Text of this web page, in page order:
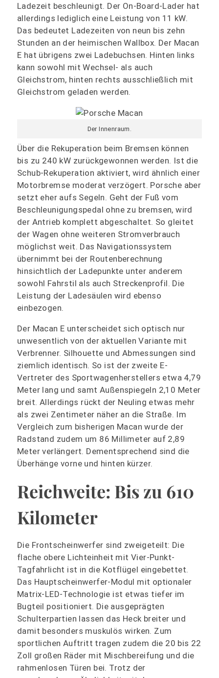
Ladezeit beschleunigt. Der On-Board-Lader hat
allerdings lediglich eine Leistung von 11 kW.
Das bedeutet Ladezeiten von neun bis zehn
Stunden an der heimischen Wallbox. Der Macan
E hat übrigens zwei Ladebuchsen. Hinten links
kann sowohl mit Wechsel- als auch
Gleichstrom, hinten rechts ausschließlich mit
Gleichstrom geladen werden.
Der Innenraum.
Über die Rekuperation beim Bremsen können
bis zu 240 kW zurückgewonnen werden. Ist die
Schub-Rekuperation aktiviert, wird ähnlich einer
Motorbremse moderat verzögert. Porsche aber
setzt eher aufs Segeln. Geht der Fuß vom
Beschleunigungspedal ohne zu bremsen, wird
der Antrieb komplett abgeschaltet. So gleitet
der Wagen ohne weiteren Stromverbrauch
möglichst weit. Das Navigationssystem
übernimmt bei der Routenberechnung
hinsichtlich der Ladepunkte unter anderem
sowohl Fahrstil als auch Streckenprofil. Die
Leistung der Ladesäulen wird ebenso
einbezogen.
Der Macan E unterscheidet sich optisch nur
unwesentlich von der aktuellen Variante mit
Verbrenner. Silhouette und Abmessungen sind
ziemlich identisch. So ist der zweite E-
Vertreter des Sportwagenherstellers etwa 4,79
Meter lang und samt Außenspiegeln 2,10 Meter
breit. Allerdings rückt der Neuling etwas mehr
als zwei Zentimeter näher an die Straße. Im
Vergleich zum bisherigen Macan wurde der
Radstand zudem um 86 Millimeter auf 2,89
Meter verlängert. Dementsprechend sind die
Überhänge vorne und hinten kürzer.
Reichweite: Bis zu 610
Kilometer
Die Frontscheinwerfer sind zweigeteilt: Die
flache obere Lichteinheit mit Vier-Punkt-
Tagfahrlicht ist in die Kotflügel eingebettet.
Das Hauptscheinwerfer-Modul mit optionaler
Matrix-LED-Technologie ist etwas tiefer im
Bugteil positioniert. Die ausgeprägten
Schulterpartien lassen das Heck breiter und
damit besonders muskulös wirken. Zum
sportlichen Auftritt tragen zudem die 20 bis 22
Zoll großen Räder mit Mischbereifung und die
rahmenlosen Türen bei. Trotz der